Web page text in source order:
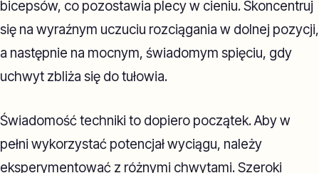
bicepsów, co pozostawia plecy w cieniu. Skoncentruj
się na wyraźnym uczuciu rozciągania w dolnej pozycji,
a następnie na mocnym, świadomym spięciu, gdy
uchwyt zbliża się do tułowia.
Świadomość techniki to dopiero początek. Aby w
pełni wykorzystać potencjał wyciągu, należy
eksperymentować z różnymi chwytami. Szeroki